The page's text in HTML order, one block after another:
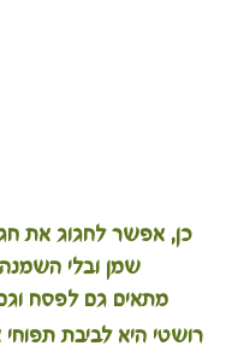
כן, אפשר לחגוג את
שמן ובלי
מתאים גם לפסח
רושטי היא לביבת